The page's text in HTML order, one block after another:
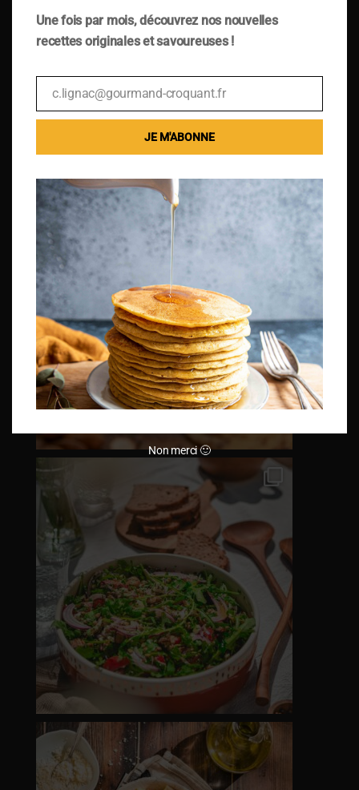
Une fois par mois, découvrez nos nouvelles
recettes originales et savoureuses !
Email
c.lignac@gourmand-croquant.fr
JE M'ABONNE
Non merci 🙂